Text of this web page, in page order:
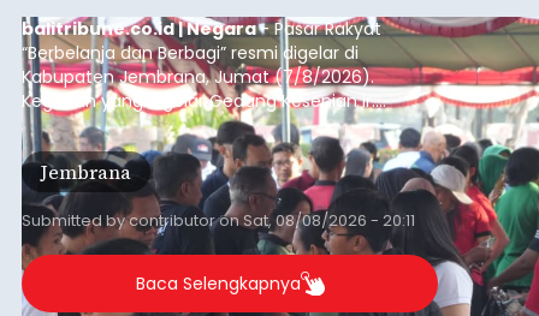
balitribune.co.id | Negara- Pasar Rakyat
“Berbelanja dan Berbagi” resmi digelar di
Kabupaten Jembrana, Jumat (7/8/2026).
Kegiatan yang digelar Gedung Kesenian Ir.
Soekarno ini memadukan pemberdayaan
ekonomi masyarakat dengan aksi sosial tersebut
mendapat antusiasme tinggi dan mencatat nilai
transaksi mencapai Rp672.733.200.
Jembrana
Submitted bycontributoronSat, 08/08/2026 - 20:11
Baca Selengkapnya